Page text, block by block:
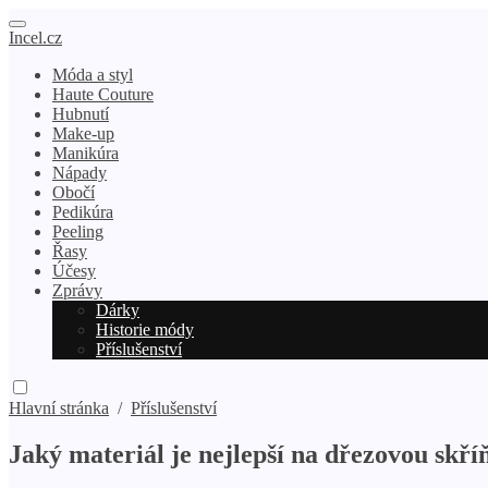
Incel.cz
Móda a styl
Haute Couture
Hubnutí
Make-up
Manikúra
Nápady
Obočí
Pedikúra
Peeling
Řasy
Účesy
Zprávy
Dárky
Historie módy
Příslušenství
Hlavní stránka / Příslušenství
Jaký materiál je nejlepší na dřezovou